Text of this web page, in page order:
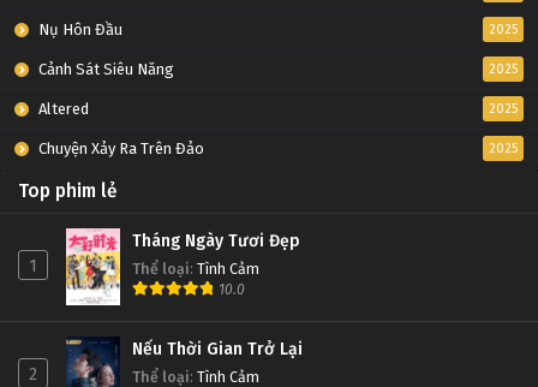
Nụ Hôn Đầu 2025
Cảnh Sát Siêu Năng 2025
Altered 2025
Chuyện Xảy Ra Trên Đảo 2025
Top phim lẻ
1
Tháng Ngày Tươi Đẹp
Thể loại: Tình Cảm
10.0
2
Nếu Thời Gian Trở Lại
Thể loại: Tình Cảm